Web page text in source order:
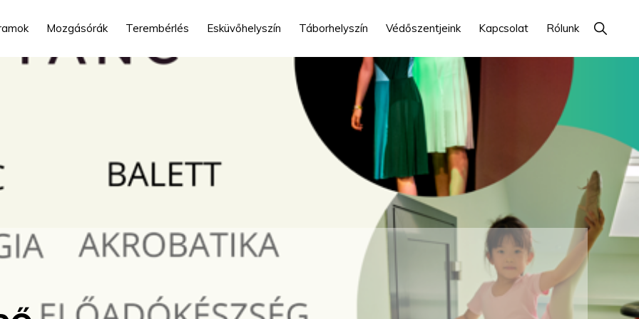
Mozgásórák Terembérlés Esküvőhelyszín Táborhelyszín Védőszentjeink Kapcsolat Rólunk Show
Search